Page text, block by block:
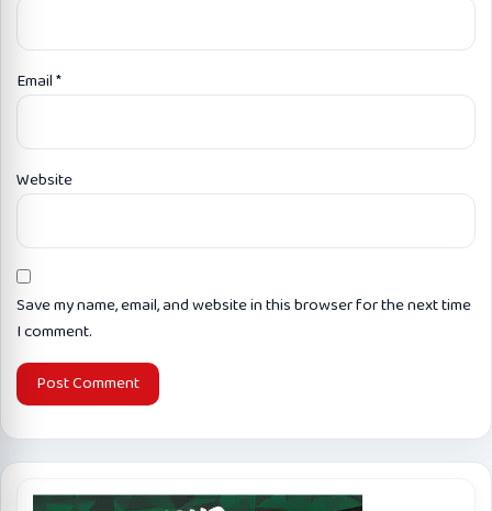
Email*
Website
Save my name, email, and website in this browser for the next time
I comment.